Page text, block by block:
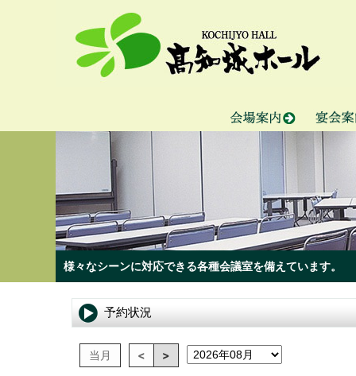
様々なシーンに対応できる各種会議室を備えています。
予約状況
当月 < >